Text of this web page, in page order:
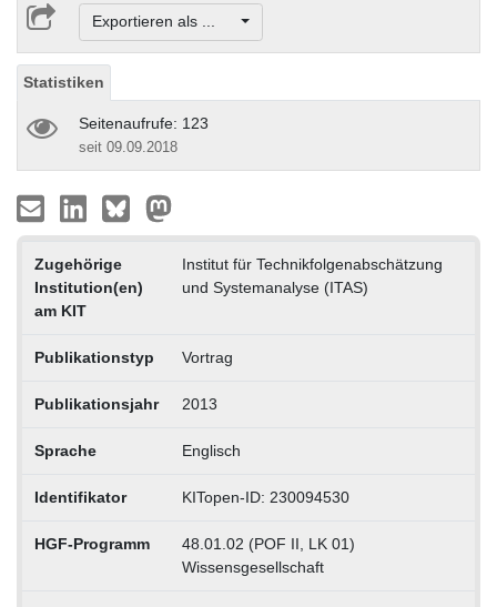
Exportieren als ...
Statistiken
Seitenaufrufe: 123
seit 09.09.2018
Zugehörige
Institution(en)
am KIT
Institut für Technikfolgenabschätzung
und Systemanalyse (ITAS)
Publikationstyp Vortrag
Publikationsjahr 2013
Sprache Englisch
Identifikator KITopen-ID: 230094530
HGF-Programm
48.01.02 (POF II, LK 01)
Wissensgesellschaft